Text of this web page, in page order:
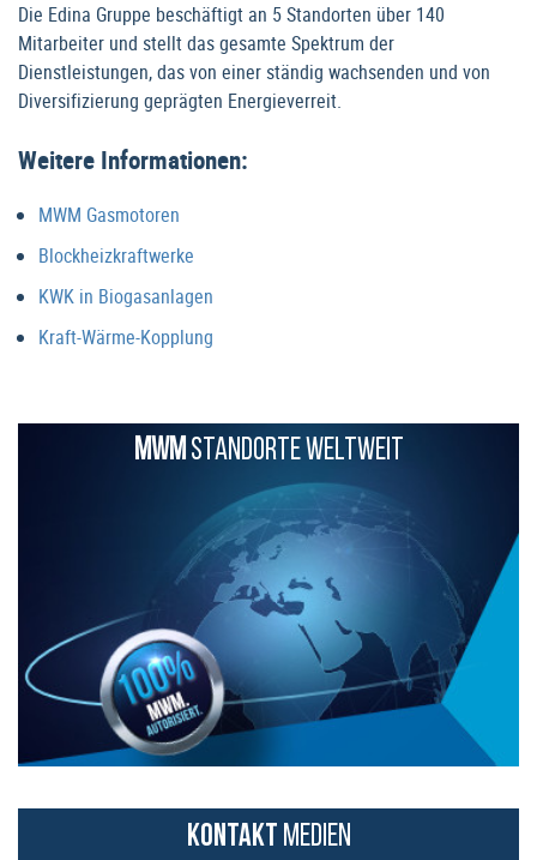
Die Edina Gruppe beschäftigt an 5 Standorten über 140
Mitarbeiter und stellt das gesamte Spektrum der
Dienstleistungen, das von einer ständig wachsenden und von
Diversifizierung geprägten Energieverreit.
Weitere Informationen:
MWM Gasmotoren
Blockheizkraftwerke
KWK in Biogasanlagen
Kraft-Wärme-Kopplung
MWMSTANDORTE WELTWEIT
KONTAKT MEDIEN